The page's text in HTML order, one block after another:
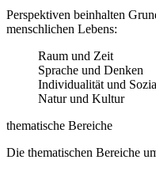
Perspektiven beinhalten
menschlichen Lebens:
Raum und Zeit
Sprache und Denken
Individualität und
Natur und Kultur
thematische Bereiche
Die thematischen Bereiche